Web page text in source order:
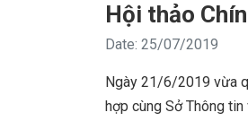
Hội thảo
Date: 25/07/2019
Ngày 21/6/2019 vừa
hợp cùng Sở Thông